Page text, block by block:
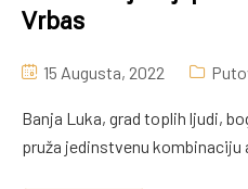
Vrbas
15 Augusta, 2022
Banja Luka, grad toplih ljudi,
pruža jedinstvenu kombinaciju